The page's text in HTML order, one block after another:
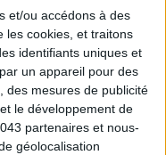
et/ou accédons à des
les cookies, et traitons
identifiants uniques et
un appareil pour des
des mesures de publicité
le développement de
partenaires et nous-
géolocalisation
MADE IN FRANCE À PETIT PRIX